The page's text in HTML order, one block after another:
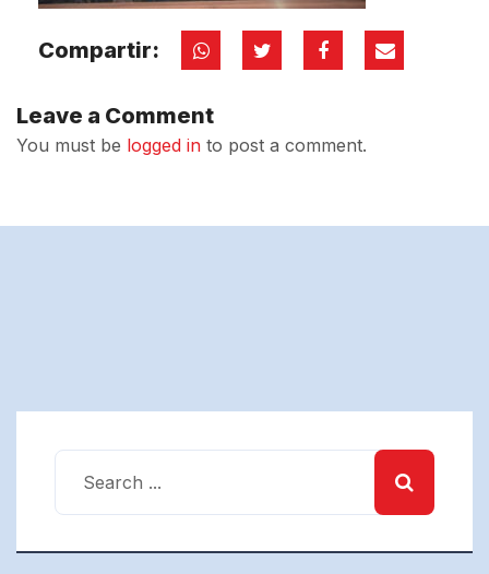
Compartir:
Leave a Comment
You must be logged in to post a comment.